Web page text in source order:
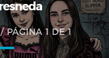
PÁGINA 1 DE 1